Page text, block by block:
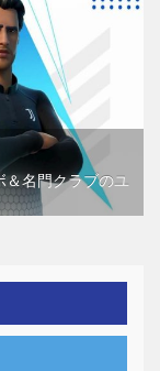
名門クラブのユ